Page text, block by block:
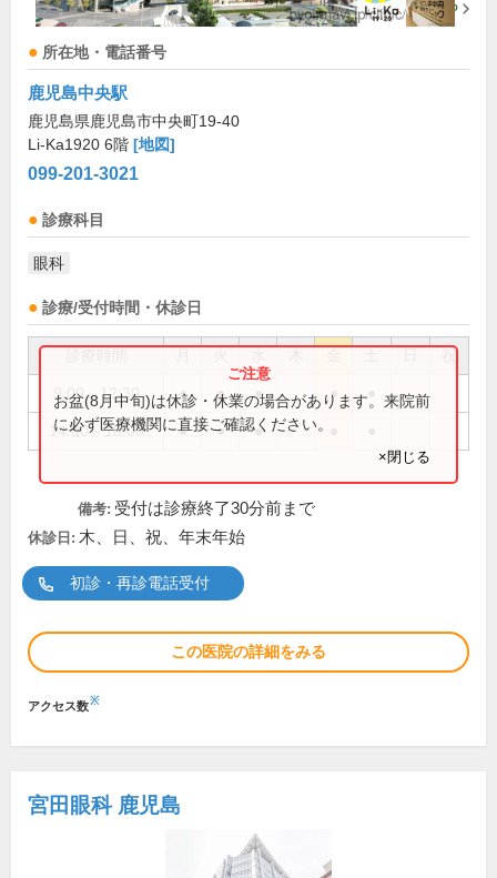
所在地・電話番号
鹿児島中央駅
鹿児島県鹿児島市中央町19-40
Li-Ka1920 6階 [地図]
099-201-3021
診療科目
眼科
診療/受付時間・休診日
祝
9:00～12:30 ● ● ● ●
14:00～18:00 ● ● ●
お盆(8月中旬)は休診・休業の場合があります。来院前
に必ず医療機関に直接ご確認ください。
×閉じる
備考: 受付は診療終了30分前まで
休診日: 木、日、祝、年末年始
初診・再診電話受付
この医院の詳細をみる
アクセス数※
宮田眼科 鹿児島